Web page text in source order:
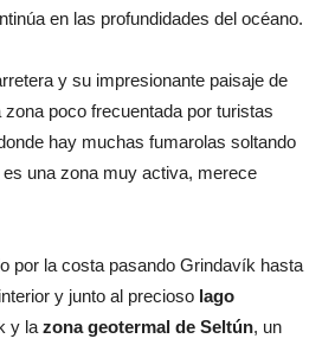
en las profundidades del océano.
y su impresionante paisaje de
zona poco frecuentada por turistas
hay muchas fumarolas soltando
una zona muy activa, merece
por la costa pasando Grindavík hasta
y junto al precioso lago
y la zona geotermal de Seltún, un